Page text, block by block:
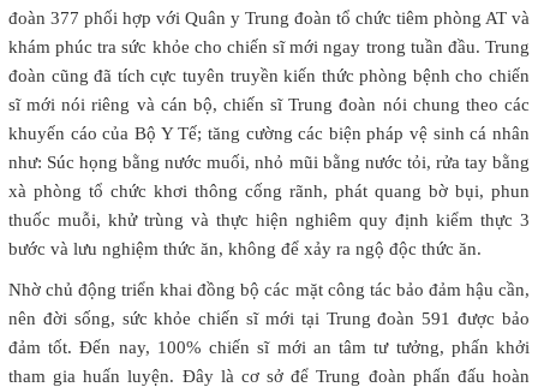
đoàn 377 phối hợp với Quân y Trung đoàn tổ chức tiêm phòng AT và
khám phúc tra sức khỏe cho chiến sĩ mới ngay trong tuần đầu. Trung
đoàn cũng đã tích cực tuyên truyền kiến thức phòng bệnh cho chiến
sĩ mới nói riêng và cán bộ, chiến sĩ Trung đoàn nói chung theo các
khuyến cáo của Bộ Y Tế; tăng cường các biện pháp vệ sinh cá nhân
như: Súc họng bằng nước muối, nhỏ mũi bằng nước tỏi, rửa tay bằng
xà phòng tổ chức khơi thông cống rãnh, phát quang bờ bụi, phun
thuốc muỗi, khử trùng và thực hiện nghiêm quy định kiểm thực 3
bước và lưu nghiệm thức ăn, không để xảy ra ngộ độc thức ăn.
Nhờ chủ động triển khai đồng bộ các mặt công tác bảo đảm hậu cần,
nên đời sống, sức khỏe chiến sĩ mới tại Trung đoàn 591 được bảo
đảm tốt. Đến nay, 100% chiến sĩ mới an tâm tư tưởng, phấn khởi
tham gia huấn luyện. Đây là cơ sở để Trung đoàn phấn đấu hoàn